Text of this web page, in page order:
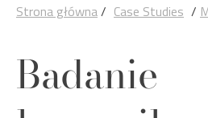
Strona główna/ Case Studies /
Badanie